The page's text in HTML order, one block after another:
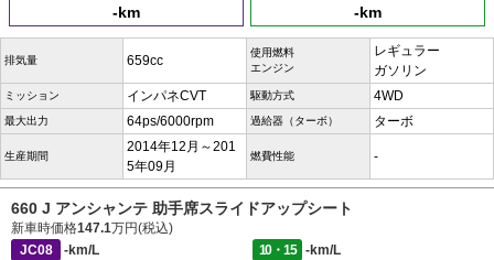
-km -km
排気量 659cc
使用燃料
エンジン
レギュラー
ガソリン
ミッション インパネCVT 駆動方式 4WD
最大出力 64ps/6000rpm 過給器（ターボ） ターボ
生産期間
2014年12月～201
5年09月
燃費性能 -
660 J アンシャンテ 助手席スライドアップシート
新車時価格147.1万円(税込)
JC08
-km/L 10・15
-km/L